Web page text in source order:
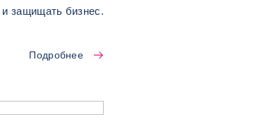
защищать бизнес.
Подробнее